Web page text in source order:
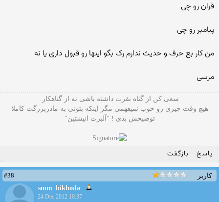
قران رو چی
پیامبر رو چی
من کار بع حرف و حدیث ندارم رک بگو اینها رو قبول داری یا نه
مرسی
سعی کن از گناه نفرت داشته باشی نه از گناهکار.
هیچ وقت چیزی رو خوب نمیفهمی مگر اینکه بتونی به مادربزرگت کاملا
توضیحش بدی ! "آلبرت انیشتین"
پاسخ بازگفت
کاربر
#38
smm_bikhoda
24 Dec 2012 10:37